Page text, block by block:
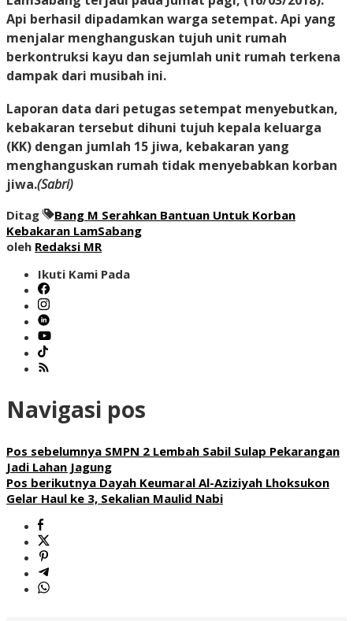
Api berhasil dipadamkan warga setempat. Api yang
menjalar menghanguskan tujuh unit rumah
berkontruksi kayu dan sejumlah unit rumah terkena
dampak dari musibah ini.
Laporan data dari petugas setempat menyebutkan,
kebakaran tersebut dihuni tujuh kepala keluarga
(KK) dengan jumlah 15 jiwa, kebakaran yang
menghanguskan rumah tidak menyebabkan korban
jiwa.(Sabri)
Ditag
Bang M Serahkan Bantuan Untuk Korban
Kebakaran LamSabang
oleh Redaksi MR
Ikuti Kami Pada
Navigasi pos
Pos sebelumnya SMPN 2 Lembah Sabil Sulap Pekarangan
Jadi Lahan Jagung
Pos berikutnya Dayah Keumaral Al-Aziziyah Lhoksukon
Gelar Haul ke 3, Sekalian Maulid Nabi